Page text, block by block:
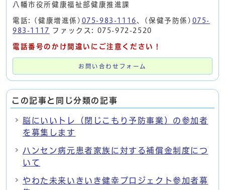
八幡市役所健康福祉部健康推進課
電話: (健康増進係) 075-983-1116 、(保健予防係) 075-
983-1117 ファックス: 075-972-2520
電話番号のかけ間違いにご注意ください！
お問い合わせフォーム
この記事と同じ分類の記事
脳にいいトレ（閉じこもり予防事業）の参加者
を募集します
ハンセン病元患者家族に対する補償金制度につ
いて
やわた未来いきいき健幸プロジェクト参加者募